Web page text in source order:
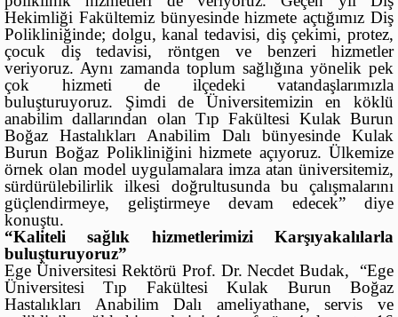
Hekimliği Fakültemiz bünyesinde hizmete açtığımız Diş
Polikliniğinde; dolgu, kanal tedavisi, diş çekimi, protez,
çocuk diş tedavisi, röntgen ve benzeri hizmetler
veriyoruz. Aynı zamanda toplum sağlığına yönelik pek
çok hizmeti de ilçedeki vatandaşlarımızla
buluşturuyoruz. Şimdi de Üniversitemizin en köklü
anabilim dallarından olan Tıp Fakültesi Kulak Burun
Boğaz Hastalıkları Anabilim Dalı bünyesinde Kulak
Burun Boğaz Polikliniğini hizmete açıyoruz. Ülkemize
örnek olan model uygulamalara imza atan üniversitemiz,
sürdürülebilirlik ilkesi doğrultusunda bu çalışmalarını
güçlendirmeye, geliştirmeye devam edecek” diye
konuştu.
“Kaliteli sağlık hizmetlerimizi Karşıyakalılarla
buluşturuyoruz”
Ege Üniversitesi Rektörü Prof. Dr. Necdet Budak, “Ege
Üniversitesi Tıp Fakültesi Kulak Burun Boğaz
Hastalıkları Anabilim Dalı ameliyathane, servis ve